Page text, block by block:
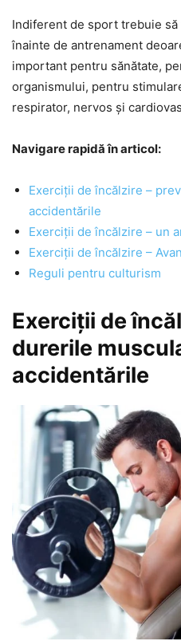
Indiferent de sport trebuie să
înainte de antrenament
important pentru sănătate,
organismului, pentru
respirator, nervos și
Navigare rapidă în articol:
Exerciții de încălzire –
accidentările
Exerciții de încălzire – un
Exerciții de încălzire –
Reguli pentru culturism
Exerciții de
durerile
accidentările